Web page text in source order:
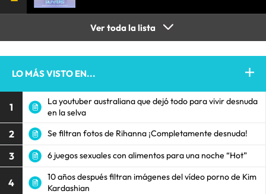
Ver toda la lista
LO MÁS VISTO EN...
1
La youtuber australiana que dejó todo para vivir desnuda
en la selva
2 Se filtran fotos de Rihanna ¡Completamente desnuda!
3 6 juegos sexuales con alimentos para una noche “Hot”
4
10 años después filtran imágenes del vídeo porno de Kim
Kardashian